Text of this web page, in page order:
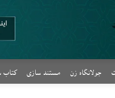
جولانگاه زن مستند سازی کتاب